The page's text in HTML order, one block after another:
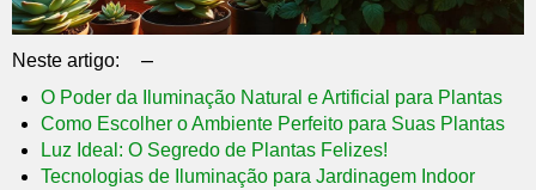
Neste artigo: –
O Poder da Iluminação Natural e Artificial para Plantas
Como Escolher o Ambiente Perfeito para Suas Plantas
Luz Ideal: O Segredo de Plantas Felizes!
Tecnologias de Iluminação para Jardinagem Indoor